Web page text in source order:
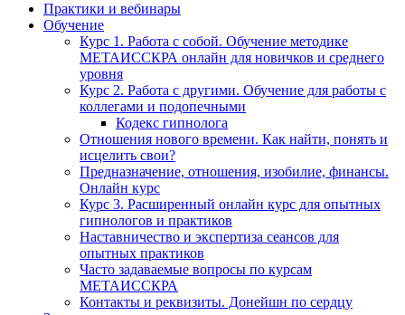
Практики и вебинары
Обучение
Курс 1. Работа с собой. Обучение методике
МЕТАИССКРА онлайн для новичков и среднего
уровня
Курс 2. Работа с другими. Обучение для работы с
коллегами и подопечными
Кодекс гипнолога
Отношения нового времени. Как найти, понять и
исцелить свои?
Предназначение, отношения, изобилие, финансы.
Онлайн курс
Курс 3. Расширенный онлайн курс для опытных
гипнологов и практиков
Наставничество и экспертиза сеансов для
опытных практиков
Часто задаваемые вопросы по курсам
МЕТАИССКРА
Контакты и реквизиты. Донейшн по сердцу